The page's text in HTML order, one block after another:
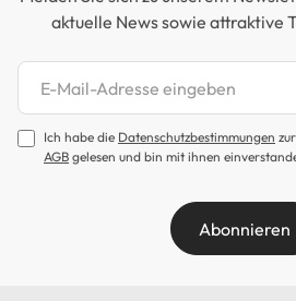
aktuelle News sowie attraktive
Newsletter abonnieren
Ich habe die Datenschutzbestimmungen
AGB gelesen und bin mit ihnen
Abonnieren